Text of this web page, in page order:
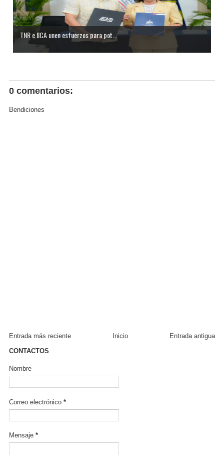
TNR e IICA unen esfuerzos para pot...
0 comentarios:
Bendiciones
Entrada más reciente Entrada antigua
Inicio
CONTACTOS
Nombre
Correo electrónico *
Mensaje *